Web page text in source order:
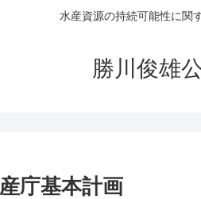
水産資源の持続可能性に関
勝川俊雄
庁基本計画